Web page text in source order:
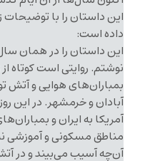
این داستان را با توضیحات
داده است:
این داستان را در همان
نوشتم. روایتی است کوتاه
بمباران‌های هوایی و آتش
آبادان و خرمشهر. در این
آمریکا به ایران و
مناطق مسکونی و آموزشی
آن‌چه آسیب می‌بیند و در